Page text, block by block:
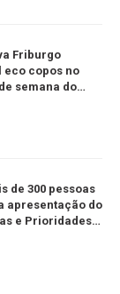
Friburgo
eco copos no
semana do
de 300 pessoas
apresentação do
e Prioridades